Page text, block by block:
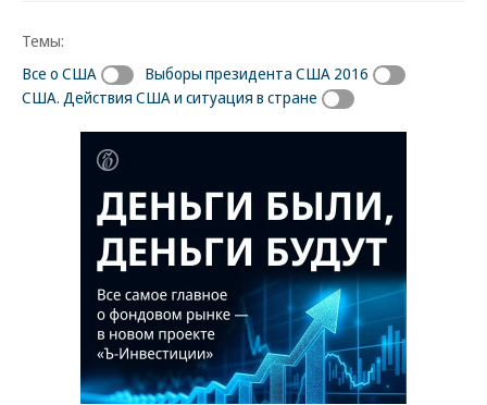
Темы:
Все о США
Выборы президента США 2016
США. Действия США и ситуация в стране